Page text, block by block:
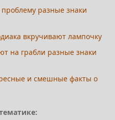
разные знаки
вкручивают лампочку
на грабли разные знаки
и смешные факты о